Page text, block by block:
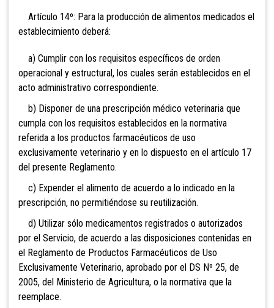
Artículo 14º: Para la producción de alimentos medicados el
establecimiento deberá:
a) Cumplir con los requisitos específicos de orden
operacional y estructural, los cuales serán establecidos en el
acto administrativo correspondiente.
b) Disponer de una prescripción médico veterinaria que
cumpla con los requisitos establecidos en la normativa
referida a los productos farmacéuticos de uso
exclusivamente veterinario y en lo dispuesto en el artículo 17
del presente Reglamento.
c) Expender el alimento de acuerdo a lo indicado en la
prescripción, no permitiéndose su reutilización.
d) Utilizar sólo medicamentos registrados o autorizados
por el Servicio, de acuerdo a las disposiciones contenidas en
el Reglamento de Productos Farmacéuticos de Uso
Exclusivamente Veterinario, aprobado por el DS Nº 25, de
2005, del Ministerio de Agricultura, o la normativa que la
reemplace.